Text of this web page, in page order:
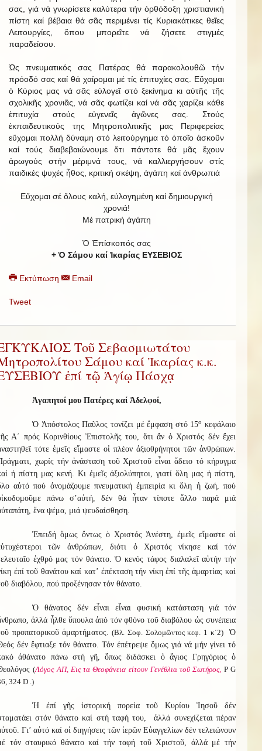
σας, γιά νά γνωρίσετε καλύτερα τήν ὀρθόδοξη χριστιανική
πίστη καί βέβαια θά σᾶς περιμένει τίς Κυριακάτικες θεῖες
Λειτουργίες, ὅπου μπορεῖτε νά ζήσετε στιγμές
παραδείσου.
Ὡς πνευματικός σας Πατέρας θά παρακολουθῶ τήν
πρόοδό σας καί θά χαίρομαι μέ τίς ἐπιτυχίες σας. Εὔχομαι
ὁ Κύριος μας νά σᾶς εὐλογεῖ στό ξεκίνημα κι αὐτῆς τῆς
σχολικῆς χρονιᾶς, νά σᾶς φωτίζει καί νά σᾶς χαρίζει κάθε
ἐπιτυχία στούς εὐγενεῖς ἀγῶνες σας. Στούς
ἐκπαιδευτικούς της Μητροπολιτικῆς μας Περιφερείας
εὔχομαι πολλή δύναμη στό λειτούργημα τό ὁποῖο ἀσκοῦν
καί τούς διαβεβαιώνουμε ὅτι πάντοτε θά μᾶς ἔχουν
ἀρωγούς στήν μέριμνά τους, νά καλλιεργήσουν στίς
παιδικές ψυχές ἦθος, κριτική σκέψη, ἀγάπη καί ἀνθρωπιά
Εὔχομαι σέ ὅλους καλή, εὐλογημένη καί δημιουργική
χρονιά!
Μέ πατρική ἀγάπη
Ὁ Ἐπίσκοπός σας
+ Ὁ Σάμου καί Ἰκαρίας ΕΥΣΕΒΙΟΣ
Εκτύπωση Email
Tweet
Τοῦ Σεβασμιωτάτου
Σάμου καί Ἰκαρίας κ.κ.
ἐπί τῷ Ἁγίῳ Πάσχᾳ
Ἀγαπητοί μου Πατέρες καί Ἀδελφοί,
Ὁ Ἀπόστολος Παῦλος τονίζει μέ ἔμφαση στό 15ο κεφάλαιο
Α΄ πρός Κορινθίους Ἐπιστολῆς του, ὅτι ἄν ὁ Χριστός δέν ἔχει
τότε ἐμεῖς εἴμαστε οἱ πλέον ἀξιοθρήνητοι τῶν ἀνθρώπων.
χωρίς τήν ἀνάσταση τοῦ Χριστοῦ εἶναι ἄδειο τό κήρυγμα
ἡ πίστη μας κενή. Κι ἐμεῖς ἀξιολύπητοι, γιατί ὅλη μας ἡ πίστη,
αὐτό πού ὀνομάζουμε πνευματική ἐμπειρία κι ὅλη ἡ ζωή, πού
πάνω σ’αὐτή, δέν θά ἦταν τίποτε ἄλλο παρά μιά
ἕνα ψέμα, μιά ψευδαίσθηση.
Ἐπειδή ὅμως ὄντως ὁ Χριστός Ἀνέστη, ἐμεῖς εἴμαστε οἱ
τῶν ἀνθρώπων, διότι ὁ Χριστός νίκησε καί τόν
ἐχθρό μας τόν θάνατο. Ὁ κενός τάφος διαλαλεῖ αὐτήν τήν
ἐπί τοῦ θανάτου καί κατ’ ἐπέκταση τήν νίκη ἐπί τῆς ἁμαρτίας καί
διαβόλου, πού προξένησαν τόν θάνατο.
Ὁ θάνατος δέν εἶναι εἶναι φυσική κατάσταση γιά τόν
ἀλλά ἦλθε ὕπουλα ἀπό τόν φθόνο τοῦ διαβόλου ὡς συνέπεια
προπατορικοῦ ἁμαρτήματος. (Βλ. Σοφ. Σολομῶντος κεφ. 1 κ΄2)
Ὁ
δέν ἔφτιαξε τόν θάνατο. Τόν ἐπέτρεψε ὅμως γιά νά μήν γίνει τό
ἀθάνατο πάνω στή γῆ, ὅπως διδάσκει ὁ ἅγιος Γρηγόριος ὁ
(Λόγος ΑΠ, Εις τα Θεοφάνεια είτουν Γενέθλια τοῦ Σωτήρος, Ρ G
324 D .)
Ἡ ἐπί γῆς ἱστορική πορεία τοῦ Κυρίου Ἰησοῦ δέν
στόν θάνατο καί στή ταφή του, ἀλλά συνεχίζεται πέραν
Γι’ αὐτό καί οἱ διηγήσεις τῶν ἱερῶν Εὐαγγελίων δέν τελειώνουν
τόν σταυρικό θάνατο καί τήν ταφή τοῦ Χριστοῦ, ἀλλά μέ τήν